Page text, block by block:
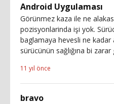
Android Uygulaması
Görünmez kaza ile ne
pozisyonlarinda işi yok.
baglamaya hevesli ne
sürücünün sağlığına bi
11 yıl önce
bravo